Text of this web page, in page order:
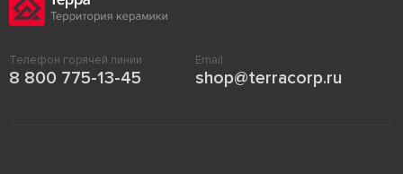
Телефон горячей линии
8 800 775-13-45
Email
shop@terracorp.ru